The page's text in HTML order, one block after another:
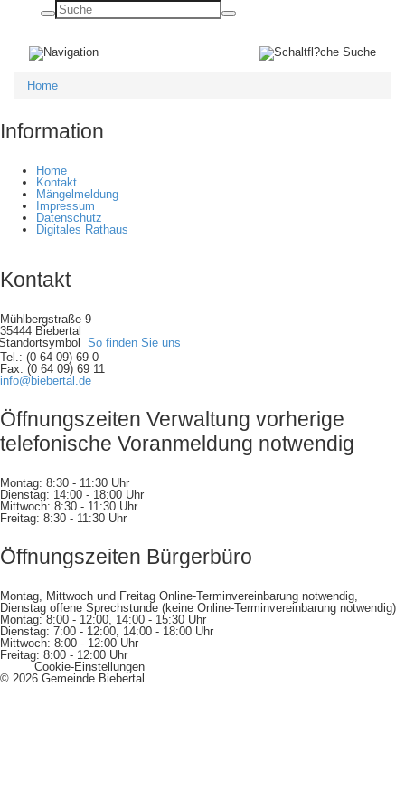
Basisnavigation
ein-/ausblenden
Home
Information
Home
Kontakt
Mängelmeldung
Impressum
Datenschutz
Digitales Rathaus
Kontakt
Mühlbergstraße 9
35444 Biebertal
So finden Sie uns
Tel.: (0 64 09) 69 0
Fax: (0 64 09) 69 11
info@biebertal.de
Öffnungszeiten Verwaltung vorherige
telefonische Voranmeldung notwendig
Montag: 8:30 - 11:30 Uhr
Dienstag: 14:00 - 18:00 Uhr
Mittwoch: 8:30 - 11:30 Uhr
Freitag: 8:30 - 11:30 Uhr
Öffnungszeiten Bürgerbüro
Montag, Mittwoch und Freitag Online-Terminvereinbarung notwendig,
Dienstag offene Sprechstunde (keine Online-Terminvereinbarung notwendig)
Montag: 8:00 - 12:00, 14:00 - 15:30 Uhr
Dienstag: 7:00 - 12:00, 14:00 - 18:00 Uhr
Mittwoch: 8:00 - 12:00 Uhr
Freitag: 8:00 - 12:00 Uhr
Cookie-Einstellungen
© 2026 Gemeinde Biebertal